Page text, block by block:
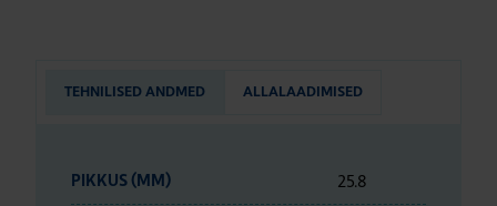
TEHNILISED ANDMED ALLALAADIMISED
PIKKUS (MM) 25.8